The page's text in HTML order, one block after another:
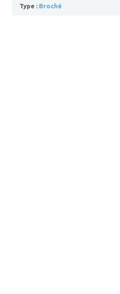
Type : Broché